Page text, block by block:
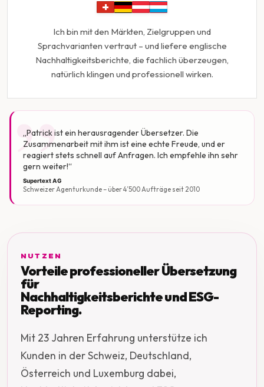
Ich bin mit den Märkten, Zielgruppen und
Sprachvarianten vertraut – und liefere englische
Nachhaltigkeitsberichte, die fachlich überzeugen,
natürlich klingen und professionell wirken.
„
„Patrick ist ein herausragender Übersetzer. Die
Zusammenarbeit mit ihm ist eine echte Freude, und er
reagiert stets schnell auf Anfragen. Ich empfehle ihn sehr
gern weiter!“
Schweizer Agenturkunde – über 4’500 Aufträge seit 2010
NUTZEN
Vorteile professioneller Übersetzung
für
Nachhaltigkeitsberichte und ESG-
Reporting.
Mit 23 Jahren Erfahrung unterstütze ich
Kunden in der Schweiz, Deutschland,
Österreich und Luxemburg dabei,